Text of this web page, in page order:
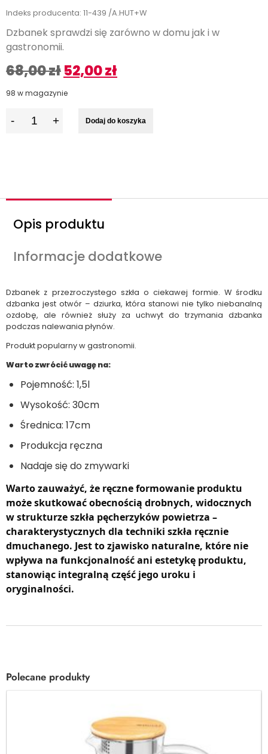
Indeks producenta: 11-439 /A.HUT+W
Dzbanek sprawdzi się zarówno w domu jak i w
gastronomii.
68,00zł52,00zł
98 w magazynie
Dodaj do koszyka
Opis produktu
Informacje dodatkowe
Dzbanek z przezroczystego szkła o ciekawej formie. W środku
dzbanka jest otwór – dziurka, która stanowi nie tylko niebanalną
ozdobę, ale również służy za uchwyt do trzymania dzbanka
podczas nalewania płynów.
Produkt popularny w gastronomii.
Warto zwrócić uwagę na:
Pojemność: 1,5l
Wysokość: 30cm
Średnica: 17cm
Produkcja ręczna
Nadaje się do zmywarki
Warto zauważyć, że ręczne formowanie produktu
może skutkować obecnością drobnych, widocznych
w strukturze szkła pęcherzyków powietrza –
charakterystycznych dla techniki szkła ręcznie
dmuchanego. Jest to zjawisko naturalne, które nie
wpływa na funkcjonalność ani estetykę produktu,
stanowiąc integralną część jego uroku i
oryginalności.
Polecane produkty